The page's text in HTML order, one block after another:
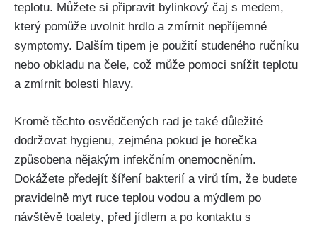
teplotu. Můžete si připravit bylinkový čaj s medem,
který pomůže‌ uvolnit hrdlo a zmírnit nepříjemné
symptomy. Dalším tipem je použití studeného ručníku
nebo obkladu na‍ čele, což může pomoci snížit teplotu
a zmírnit bolesti⁤ hlavy.
Kromě těchto osvědčených rad je také důležité
‍dodržovat hygienu, zejména pokud je horečka
způsobena nějakým infekčním onemocněním.
Dokážete předejít šíření bakterií a virů tím, že budete
pravidelně​ myt ruce teplou vodou a mýdlem po
návštěvě toalety, před jídlem a po ⁣kontaktu s